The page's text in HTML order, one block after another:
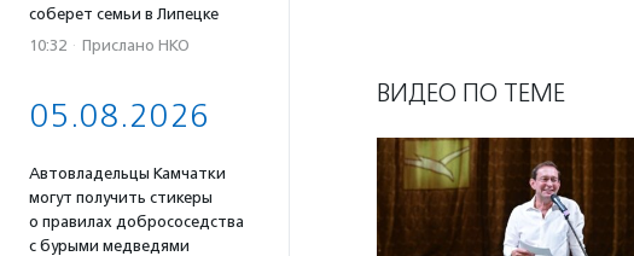
соберет семьи в Липецке
10:32 · Прислано НКО
05.08.2026
Автовладельцы Камчатки
могут получить стикеры
о правилах добрососедства
с бурыми медведями
ВИДЕО ПО ТЕМЕ